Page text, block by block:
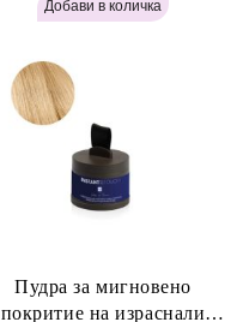
Пудра за мигновено
покритие на израснали